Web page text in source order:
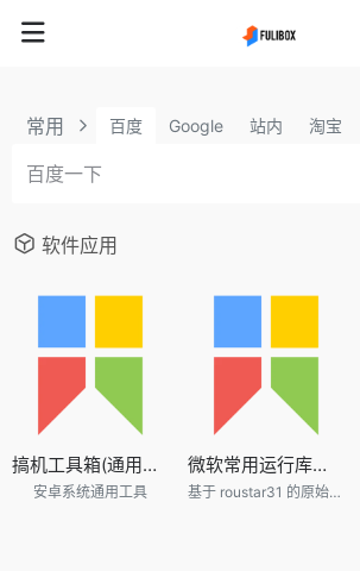
常用 百度 Google 站内 淘宝
软件应用
搞机工具箱(通用安卓工具免ROOT) v9.80
安卓系统通用工具
微软常用运行库合集 2023.04.06
基于 roustar31 的原始脚本接盘更新，32+64位合集，WinXP~Win11 自动判断